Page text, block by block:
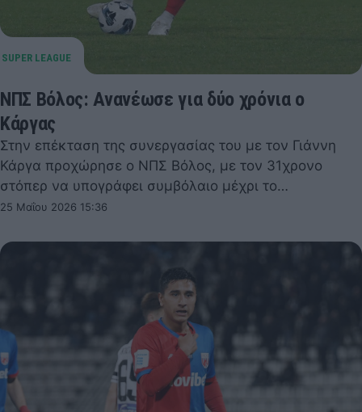
ΝΠΣ Βόλος: Ανανέωσε για δύο χρόνια ο
Κάργας
Στην επέκταση της συνεργασίας του με τον Γιάννη
Κάργα προχώρησε ο ΝΠΣ Βόλος, με τον 31χρονο
στόπερ να υπογράφει συμβόλαιο μέχρι το…
25 Μαΐου 2026 15:36